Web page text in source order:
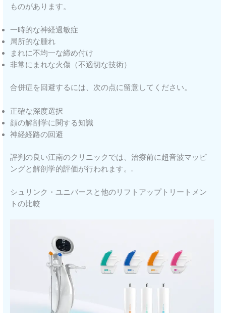
ものがあります。
一時的な神経過敏症
局所的な腫れ
まれに不均一な締め付け
非常にまれな火傷（不適切な技術）
合併症を回避するには、次の点に留意してください。
正確な深度選択
顔の解剖学に関する知識
神経経路の回避
評判の良い江南のクリニックでは、治療前に超音波マッピ
ングと解剖学的評価が行われます。.
シュリンク・ユニバースと他のリフトアップトリートメン
トの比較